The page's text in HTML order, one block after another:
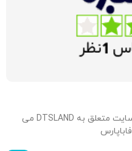
تمامی حقوق مادی و معنوی این وب سایت متعلق به DTSLAND می
فاباپارس